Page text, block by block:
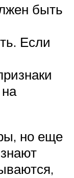
быть
Если
но еще